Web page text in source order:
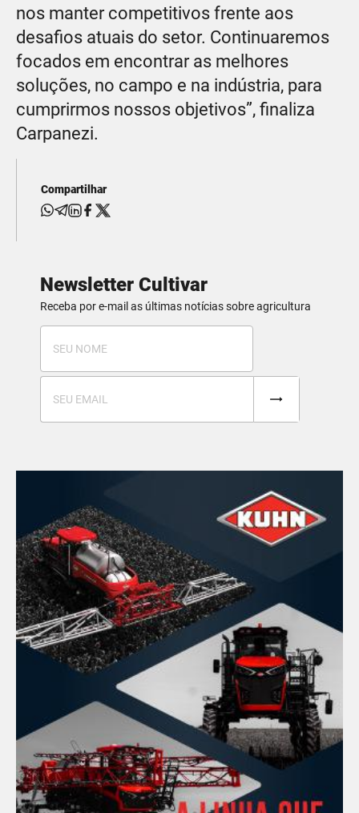
nos manter competitivos frente aos
desafios atuais do setor. Continuaremos
focados em encontrar as melhores
soluções, no campo e na indústria, para
cumprirmos nossos objetivos”, finaliza
Carpanezi.
Compartilhar
Newsletter Cultivar
Receba por e-mail as últimas notícias sobre agricultura